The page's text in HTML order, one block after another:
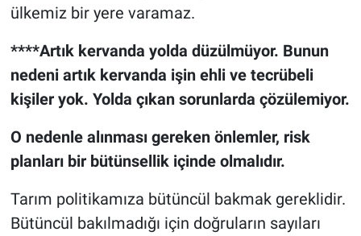
ülkemiz bir yere varamaz.
****Artık kervanda yolda düzülmüyor. Bunun
nedeni artık kervanda işin ehli ve tecrübeli
kişiler yok. Yolda çıkan sorunlarda çözülemiyor.
O nedenle alınması gereken önlemler, risk
planları bir bütünsellik içinde olmalıdır.
Tarım politikamıza bütüncül bakmak gereklidir.
Bütüncül bakılmadığı için doğruların sayıları